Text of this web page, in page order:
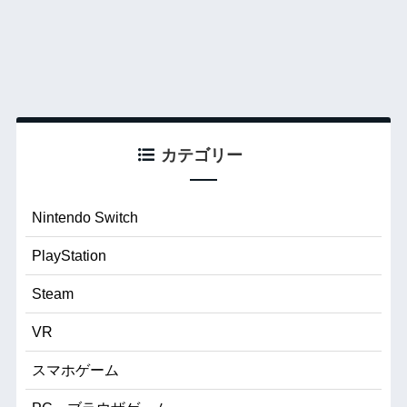
カテゴリー
Nintendo Switch
PlayStation
Steam
VR
スマホゲーム